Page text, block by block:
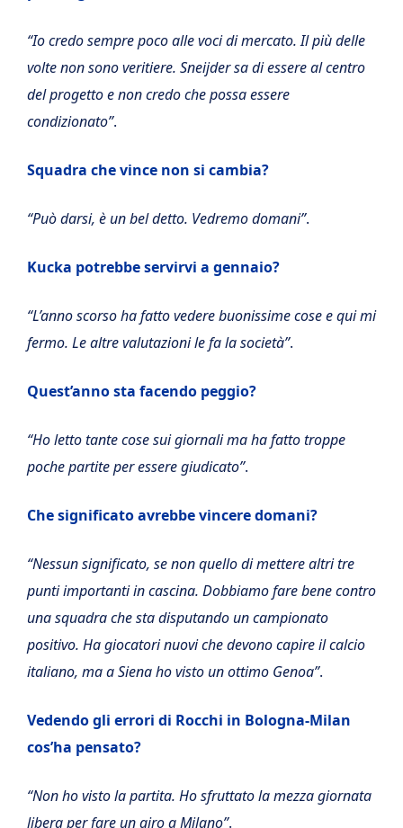
“Io credo sempre poco alle voci di mercato. Il più delle
volte non sono veritiere. Sneijder sa di essere al centro
del progetto e non credo che possa essere
condizionato”.
Squadra che vince non si cambia?
“Può darsi, è un bel detto. Vedremo domani”.
Kucka potrebbe servirvi a gennaio?
“L’anno scorso ha fatto vedere buonissime cose e qui mi
fermo. Le altre valutazioni le fa la società”.
Quest’anno sta facendo peggio?
“Ho letto tante cose sui giornali ma ha fatto troppe
poche partite per essere giudicato”.
Che significato avrebbe vincere domani?
“Nessun significato, se non quello di mettere altri tre
punti importanti in cascina. Dobbiamo fare bene contro
una squadra che sta disputando un campionato
positivo. Ha giocatori nuovi che devono capire il calcio
italiano, ma a Siena ho visto un ottimo Genoa”.
Vedendo gli errori di Rocchi in Bologna-Milan
cos’ha pensato?
“Non ho visto la partita. Ho sfruttato la mezza giornata
libera per fare un giro a Milano”.